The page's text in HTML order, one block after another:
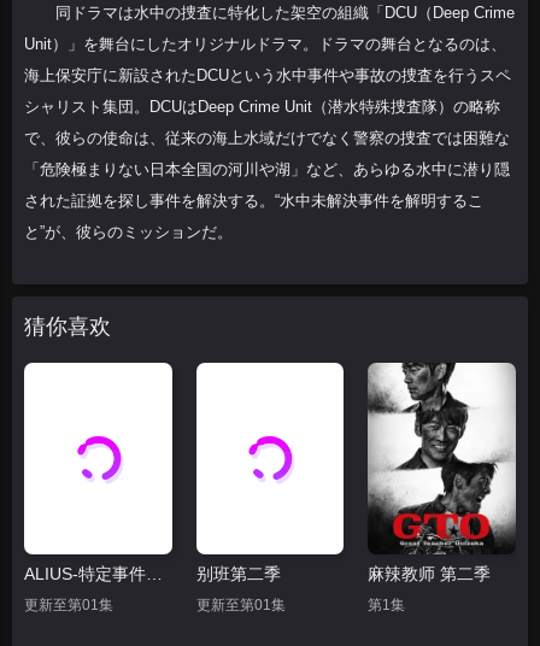
同ドラマは水中の捜査に特化した架空の組織「DCU（Deep Crime
Unit）」を舞台にしたオリジナルドラマ。ドラマの舞台となるのは、
海上保安庁に新設されたDCUという水中事件や事故の捜査を行うスペ
シャリスト集団。DCUはDeep Crime Unit（潜水特殊捜査隊）の略称
で、彼らの使命は、従来の海上水域だけでなく警察の捜査では困難な
「危険極まりない日本全国の河川や湖」など、あらゆる水中に潜り隠
された証拠を探し事件を解決する。“水中未解決事件を解明するこ
と”が、彼らのミッションだ。
猜你喜欢
ALIUS-特定事件调查档案-
更新至第01集
别班第二季
更新至第01集
麻辣教师 第二季
第1集